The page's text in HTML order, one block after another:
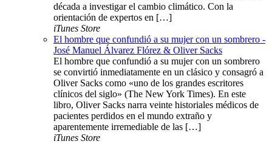
década a investigar el cambio climático. Con la
orientación de expertos en […]
iTunes Store
El hombre que confundió a su mujer con un sombrero -
José Manuel Álvarez Flórez & Oliver Sacks
El hombre que confundió a su mujer con un sombrero
se convirtió inmediatamente en un clásico y consagró a
Oliver Sacks como «uno de los grandes escritores
clínicos del siglo» (The New York Times). En este
libro, Oliver Sacks narra veinte historiales médicos de
pacientes perdidos en el mundo extraño y
aparentemente irremediable de las […]
iTunes Store